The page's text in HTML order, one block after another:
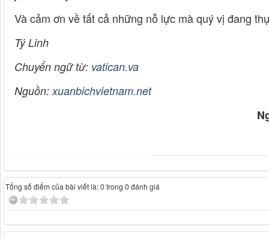
Và cảm ơn về tất cả những nỗ lực mà quý vị đang
Tý Linh
Chuyển ngữ từ: vatican.va
Nguồn:xuanbichvietnam.net
Tổng số điểm của bài viết là: 0 trong 0 đánh giá